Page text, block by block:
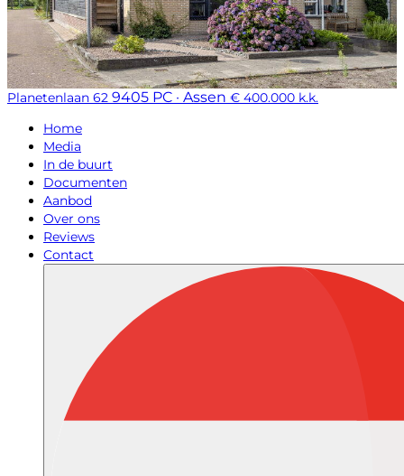
Planetenlaan 62 9405 PC · Assen € 400.000 k.k.
Home
Media
In de buurt
Documenten
Aanbod
Over ons
Reviews
Contact